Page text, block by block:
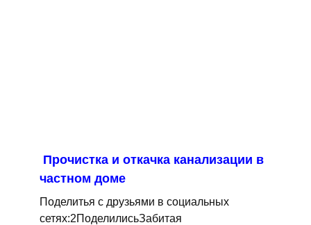
Прочистка и откачка канализации в
частном доме
Поделитья с друзьями в социальных
сетях:2ПоделилисьЗабитая